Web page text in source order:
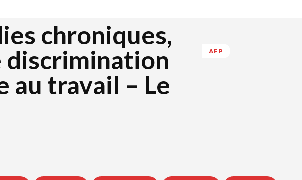
chroniques,
discrimination
au travail – Le
AFP